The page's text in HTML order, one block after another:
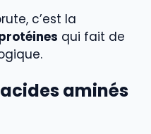
c’est la
qui fait de
aminés